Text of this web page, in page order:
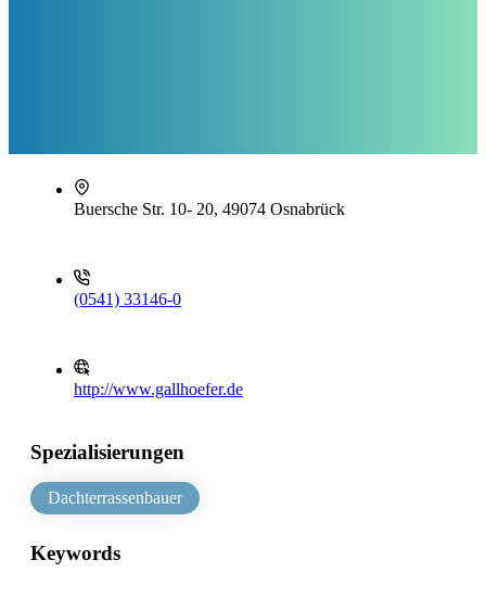
Buersche Str. 10- 20, 49074 Osnabrück
(0541) 33146-0
http://www.gallhoefer.de
Spezialisierungen
Dachterrassenbauer
Keywords